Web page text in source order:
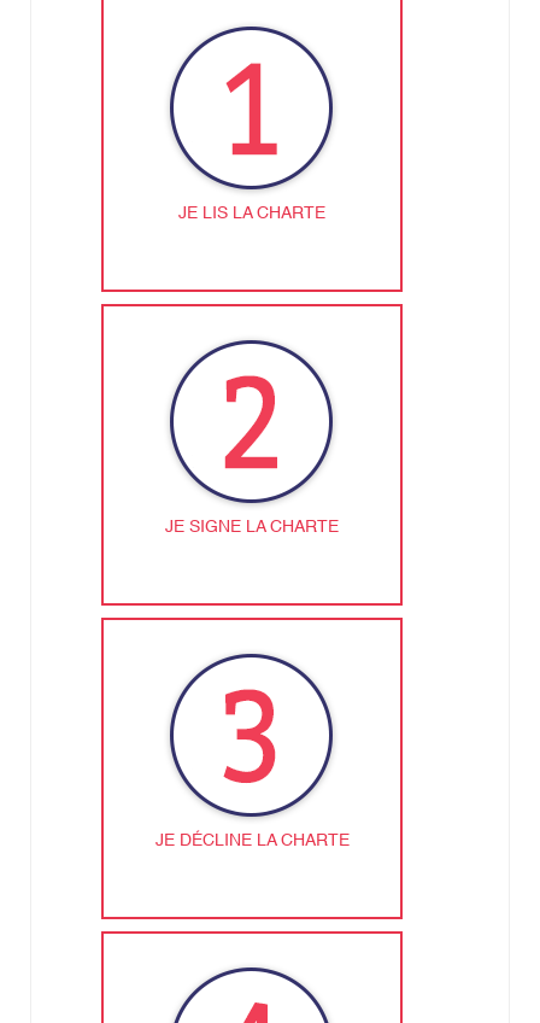
JE LIS LA CHARTE
JE SIGNE LA CHARTE
JE DÉCLINE LA CHARTE